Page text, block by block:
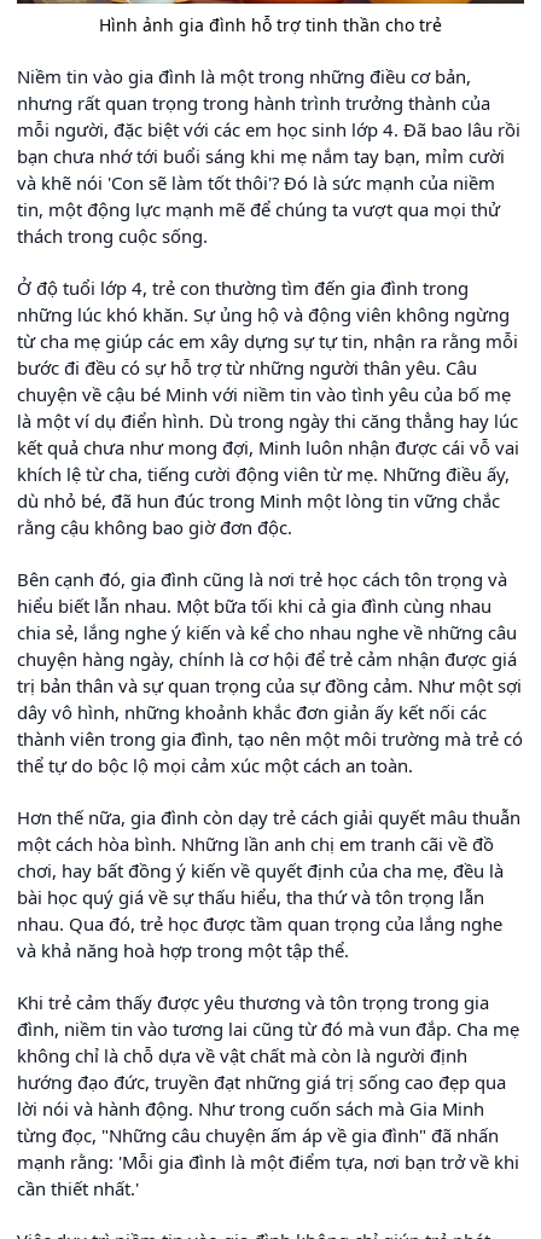
Hình ảnh gia đình hỗ trợ tinh thần cho trẻ
Niềm tin vào gia đình là một trong những điều cơ bản,
nhưng rất quan trọng trong hành trình trưởng thành của
mỗi người, đặc biệt với các em học sinh lớp 4. Đã bao lâu rồi
bạn chưa nhớ tới buổi sáng khi mẹ nắm tay bạn, mỉm cười
và khẽ nói 'Con sẽ làm tốt thôi'? Đó là sức mạnh của niềm
tin, một động lực mạnh mẽ để chúng ta vượt qua mọi thử
thách trong cuộc sống.
Ở độ tuổi lớp 4, trẻ con thường tìm đến gia đình trong
những lúc khó khăn. Sự ủng hộ và động viên không ngừng
từ cha mẹ giúp các em xây dựng sự tự tin, nhận ra rằng mỗi
bước đi đều có sự hỗ trợ từ những người thân yêu. Câu
chuyện về cậu bé Minh với niềm tin vào tình yêu của bố mẹ
là một ví dụ điển hình. Dù trong ngày thi căng thẳng hay lúc
kết quả chưa như mong đợi, Minh luôn nhận được cái vỗ vai
khích lệ từ cha, tiếng cười động viên từ mẹ. Những điều ấy,
dù nhỏ bé, đã hun đúc trong Minh một lòng tin vững chắc
rằng cậu không bao giờ đơn độc.
Bên cạnh đó, gia đình cũng là nơi trẻ học cách tôn trọng và
hiểu biết lẫn nhau. Một bữa tối khi cả gia đình cùng nhau
chia sẻ, lắng nghe ý kiến và kể cho nhau nghe về những câu
chuyện hàng ngày, chính là cơ hội để trẻ cảm nhận được giá
trị bản thân và sự quan trọng của sự đồng cảm. Như một sợi
dây vô hình, những khoảnh khắc đơn giản ấy kết nối các
thành viên trong gia đình, tạo nên một môi trường mà trẻ có
thể tự do bộc lộ mọi cảm xúc một cách an toàn.
Hơn thế nữa, gia đình còn dạy trẻ cách giải quyết mâu thuẫn
một cách hòa bình. Những lần anh chị em tranh cãi về đồ
chơi, hay bất đồng ý kiến về quyết định của cha mẹ, đều là
bài học quý giá về sự thấu hiểu, tha thứ và tôn trọng lẫn
nhau. Qua đó, trẻ học được tầm quan trọng của lắng nghe
và khả năng hoà hợp trong một tập thể.
Khi trẻ cảm thấy được yêu thương và tôn trọng trong gia
đình, niềm tin vào tương lai cũng từ đó mà vun đắp. Cha mẹ
không chỉ là chỗ dựa về vật chất mà còn là người định
hướng đạo đức, truyền đạt những giá trị sống cao đẹp qua
lời nói và hành động. Như trong cuốn sách mà Gia Minh
từng đọc, "Những câu chuyện ấm áp về gia đình" đã nhấn
mạnh rằng: 'Mỗi gia đình là một điểm tựa, nơi bạn trở về khi
cần thiết nhất.'